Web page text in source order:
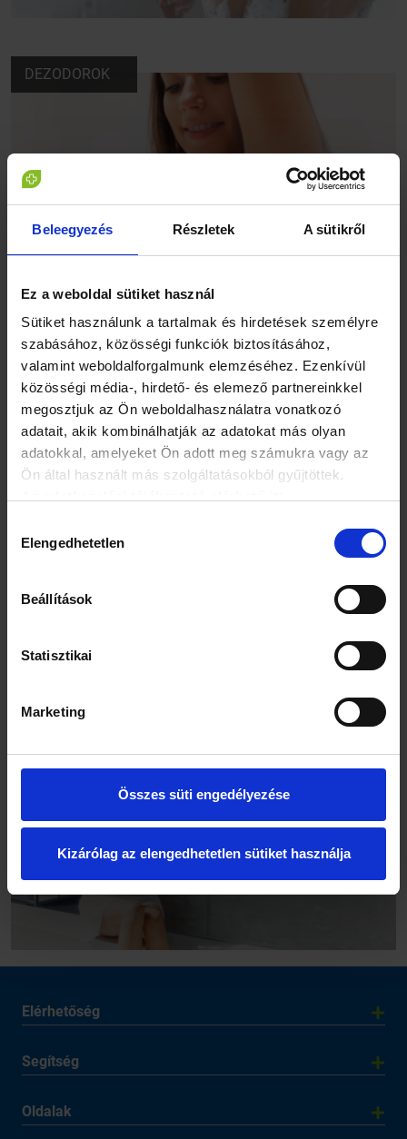
Beleegyezés Részletek A sütikről
Ez a weboldal sütiket használ
Sütiket használunk a tartalmak és hirdetések személyre
szabásához, közösségi funkciók biztosításához,
valamint weboldalforgalmunk elemzéséhez. Ezenkívül
közösségi média-, hirdető- és elemező partnereinkkel
megosztjuk az Ön weboldalhasználatra vonatkozó
adatait, akik kombinálhatják az adatokat más olyan
adatokkal, amelyeket Ön adott meg számukra vagy az
Ön által használt más szolgáltatásokból gyűjtöttek.
kiválasztása
Elengedhetetlen
Beállítások
Statisztikai
Marketing
Összes süti engedélyezése
Kizárólag az elengedhetetlen sütiket használja
DEZODOROK
BŐRÁPOLÁS
Elérhetőség
Segítség
Oldalak